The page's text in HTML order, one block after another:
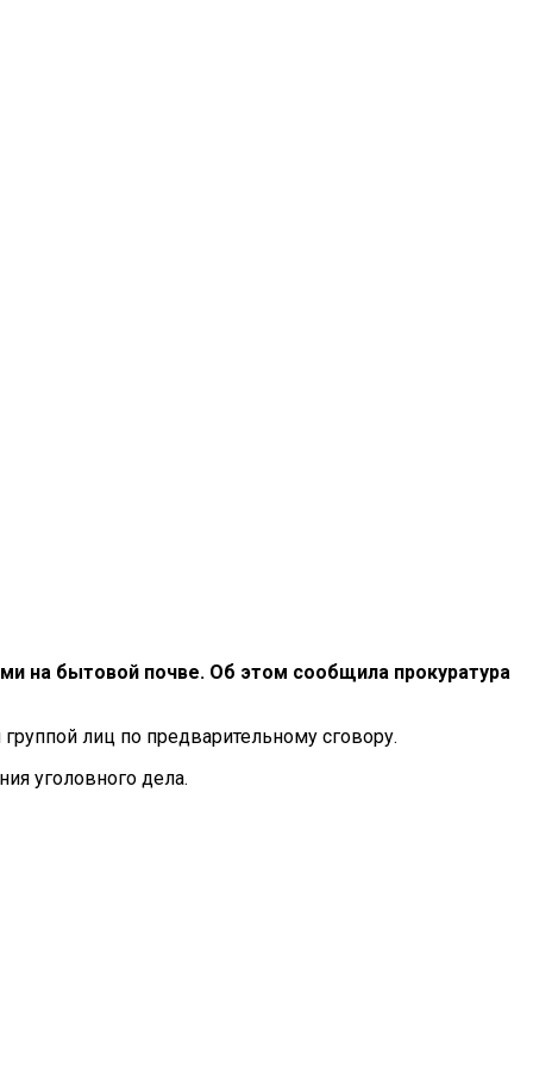
на бытовой почве. Об этом сообщила прокуратура
лиц по предварительному сговору.
уголовного дела.